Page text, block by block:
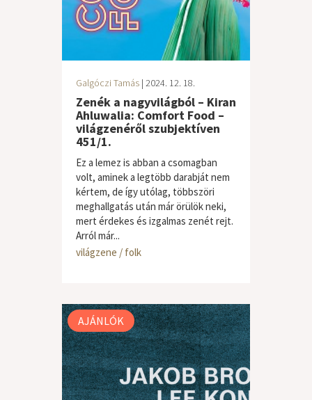
Galgóczi Tamás | 2024. 12. 18.
Zenék a nagyvilágból – Kiran
Ahluwalia: Comfort Food –
világzenéről szubjektíven
451/1.
Ez a lemez is abban a csomagban
volt, aminek a legtöbb darabját nem
kértem, de így utólag, többszöri
meghallgatás után már örülök neki,
mert érdekes és izgalmas zenét rejt.
Arról már...
világzene / folk
AJÁNLÓK